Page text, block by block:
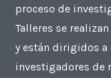
proceso de
Talleres se
y están dirigidos a
investigadores de